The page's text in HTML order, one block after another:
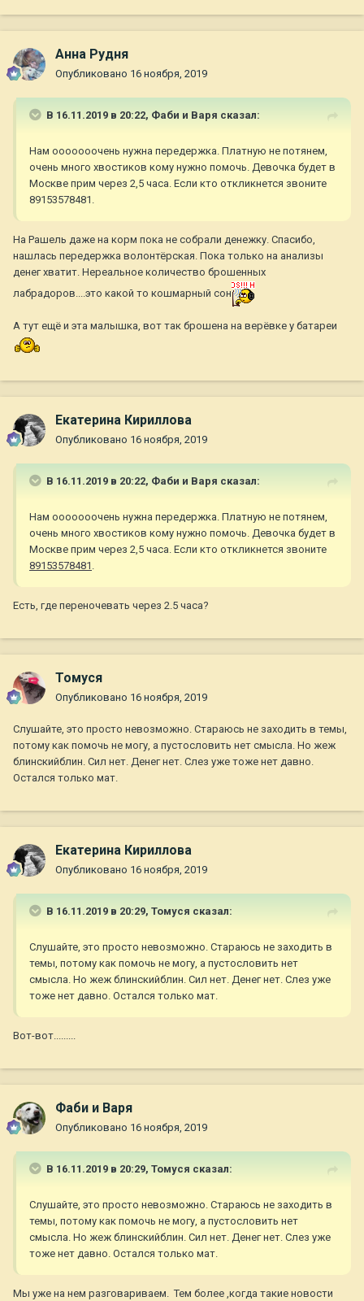
Анна Рудня
Опубликовано 16 ноября, 2019
В 16.11.2019 в 20:22, Фаби и Варя сказал:
Нам ооооооочень нужна передержка. Платную не потянем,
очень много хвостиков кому нужно помочь. Девочка будет в
Москве прим через 2,5 часа. Если кто откликнется звоните
89153578481.
На Рашель даже на корм пока не собрали денежку. Спасибо,
нашлась передержка волонтёрская. Пока только на анализы
денег хватит. Нереальное количество брошенных
лабрадоров....это какой то кошмарный сон
А тут ещё и эта малышка, вот так брошена на верёвке у батареи
Екатерина Кириллова
Опубликовано 16 ноября, 2019
В 16.11.2019 в 20:22, Фаби и Варя сказал:
Нам ооооооочень нужна передержка. Платную не потянем,
очень много хвостиков кому нужно помочь. Девочка будет в
Москве прим через 2,5 часа. Если кто откликнется звоните
89153578481 .
Есть, где переночевать через 2.5 часа?
Томуся
Опубликовано 16 ноября, 2019
Слушайте, это просто невозможно. Стараюсь не заходить в темы,
потому как помочь не могу, а пустословить нет смысла. Но жеж
блинскийблин. Сил нет. Денег нет. Слез уже тоже нет давно.
Остался только мат.
Екатерина Кириллова
Опубликовано 16 ноября, 2019
В 16.11.2019 в 20:29, Томуся сказал:
Слушайте, это просто невозможно. Стараюсь не заходить в
темы, потому как помочь не могу, а пустословить нет
смысла. Но жеж блинскийблин. Сил нет. Денег нет. Слез уже
тоже нет давно. Остался только мат.
Вот-вот.........
Фаби и Варя
Опубликовано 16 ноября, 2019
В 16.11.2019 в 20:29, Томуся сказал:
Слушайте, это просто невозможно. Стараюсь не заходить в
темы, потому как помочь не могу, а пустословить нет
смысла. Но жеж блинскийблин. Сил нет. Денег нет. Слез уже
тоже нет давно. Остался только мат.
Мы уже на нем разговариваем. Тем более ,когда такие новости